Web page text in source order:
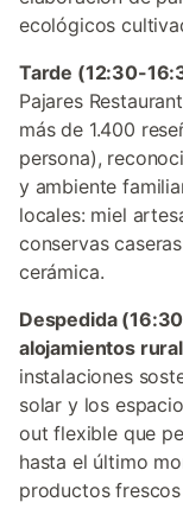
ecológicos
Tarde (12:30-
Pajares
más de 1.400
persona),
y ambiente
locales: miel
conservas
cerámica.
Despedida
alojamientos
instalaciones
solar y los
out flexible que
hasta el último
productos